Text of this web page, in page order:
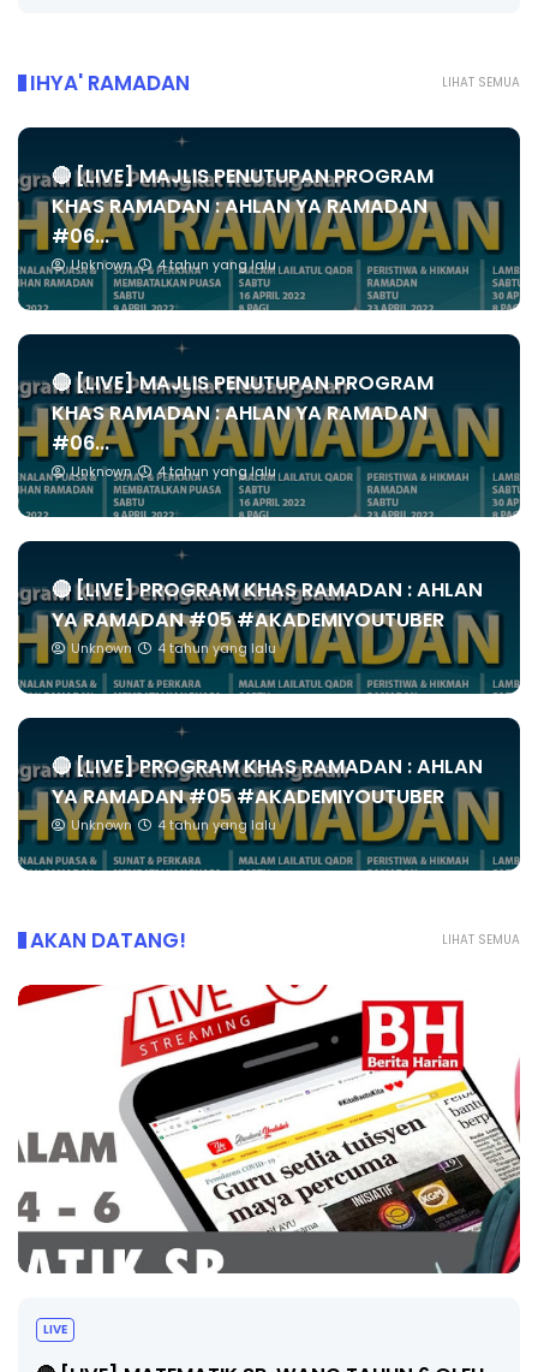
LIHAT SEMUA
IHYA' RAMADAN
🔴 [LIVE] MAJLIS PENUTUPAN PROGRAM
KHAS RAMADAN : AHLAN YA RAMADAN
#06...
Unknown 4 tahun yang lalu
🔴 [LIVE] MAJLIS PENUTUPAN PROGRAM
KHAS RAMADAN : AHLAN YA RAMADAN
#06...
Unknown 4 tahun yang lalu
🔴 [LIVE] PROGRAM KHAS RAMADAN : AHLAN
YA RAMADAN #05 #AKADEMIYOUTUBER
Unknown 4 tahun yang lalu
🔴 [LIVE] PROGRAM KHAS RAMADAN : AHLAN
YA RAMADAN #05 #AKADEMIYOUTUBER
Unknown 4 tahun yang lalu
LIHAT SEMUA
AKAN DATANG!
Sejarah Tingkatan 4